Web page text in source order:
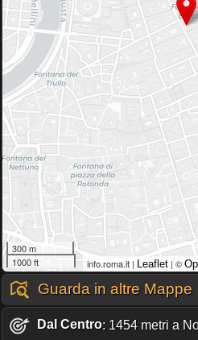
300 m
1000 ft
info.roma.it | Leaflet | ©
Guarda in altre Mappe
Dal Centro: 1454 metri a